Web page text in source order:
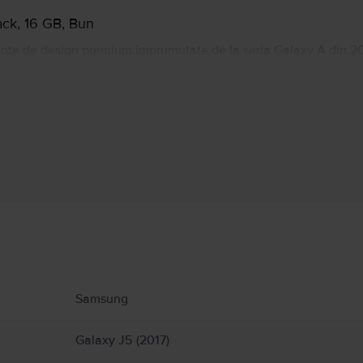
16 GB, Bun
Samsung
Galaxy J5 (2017)